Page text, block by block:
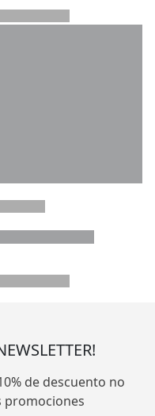
de descuento no
promociones